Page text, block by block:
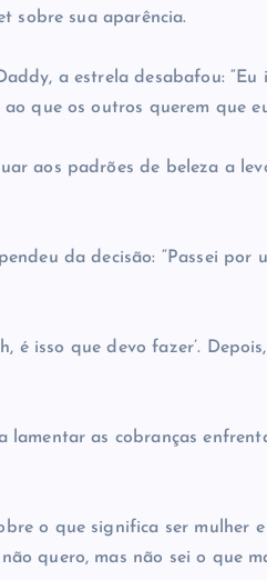
sobre sua aparência.
a estrela desabafou: “Eu
que os outros querem que eu
aos padrões de beleza a
da decisão: “Passei por
é isso que devo fazer’.
as cobranças
o que significa ser mulher
quero, mas não sei o que